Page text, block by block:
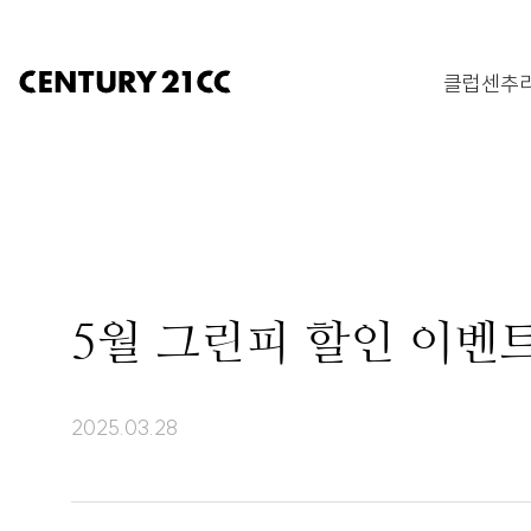
클럽센추
5월 그린피 할인 이벤
2025.03.28